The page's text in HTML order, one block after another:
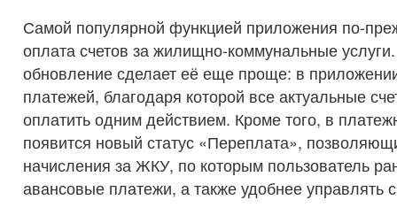
Самой популярной функцией приложения по-
оплата счетов за жилищно-коммунальные
обновление сделает её еще проще: в
платежей, благодаря которой все актуальные
оплатить одним действием. Кроме того, в
появится новый статус «Переплата»,
начисления за ЖКУ, по которым пользователь
авансовые платежи, а также удобнее управлять